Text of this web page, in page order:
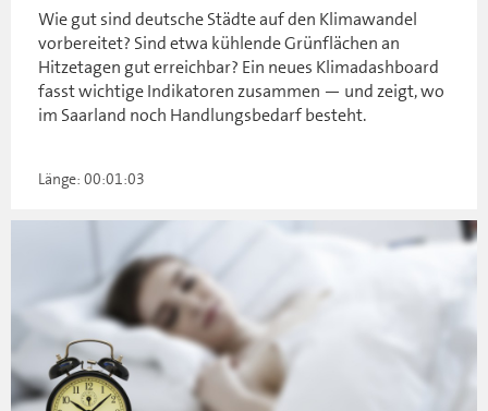
Wie gut sind deutsche Städte auf den Klimawandel
vorbereitet? Sind etwa kühlende Grünflächen an
Hitzetagen gut erreichbar? Ein neues Klimadashboard
fasst wichtige Indikatoren zusammen — und zeigt, wo
im Saarland noch Handlungsbedarf besteht.
Länge: 00:01:03